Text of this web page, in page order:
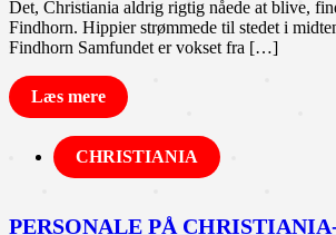
Det, Christiania aldrig rigtig nåede at blive,
Findhorn. Hippier strømmede til stedet i
Findhorn Samfundet er vokset fra […]
Læs mere
CHRISTIANIA
PERSONALE PÅ